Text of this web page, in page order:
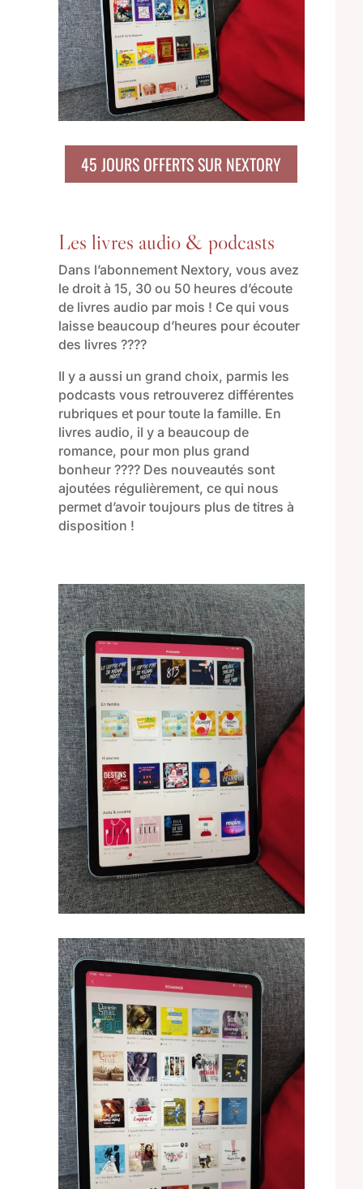
45 JOURS OFFERTS SUR NEXTORY
Les livres audio & podcasts
Dans l’abonnement Nextory, vous avez
le droit à 15, 30 ou 50 heures d’écoute
de livres audio par mois ! Ce qui vous
laisse beaucoup d’heures pour écouter
des livres ????
Il y a aussi un grand choix, parmis les
podcasts vous retrouverez différentes
rubriques et pour toute la famille. En
livres audio, il y a beaucoup de
romance, pour mon plus grand
bonheur ???? Des nouveautés sont
ajoutées régulièrement, ce qui nous
permet d’avoir toujours plus de titres à
disposition !